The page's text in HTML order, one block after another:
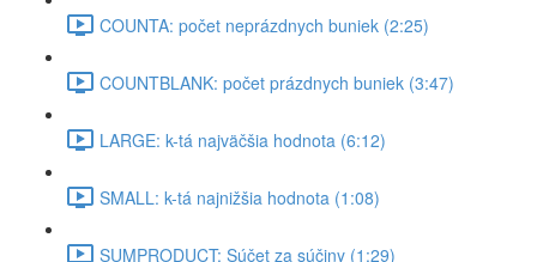
COUNTA: počet neprázdnych buniek (2:25)
COUNTBLANK: počet prázdnych buniek (3:47)
LARGE: k-tá najväčšia hodnota (6:12)
SMALL: k-tá najnižšia hodnota (1:08)
SUMPRODUCT: Súčet za súčiny (1:29)